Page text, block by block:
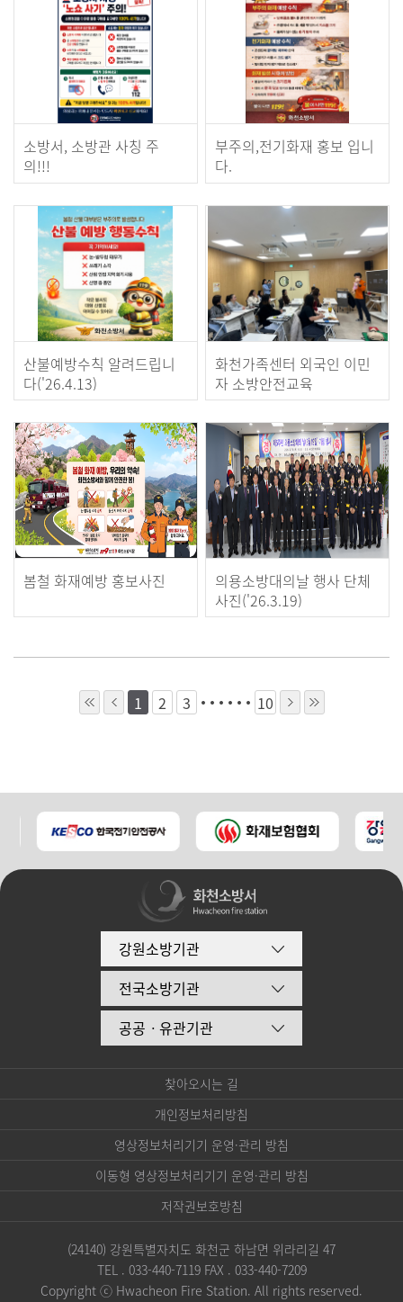
소방서, 소방관 사칭 주
의!!!
부주의,전기화재 홍보 입니
다.
산불예방수칙 알려드립니
다('26.4.13)
화천가족센터 외국인 이민
자 소방안전교육
봄철 화재예방 홍보사진
의용소방대의날 행사 단체
사진('26.3.19)
1 2 3 10
강원소방기관
전국소방기관
공공ㆍ유관기관
찾아오시는 길
개인정보처리방침
영상정보처리기기 운영·관리 방침
이동형 영상정보처리기기 운영·관리 방침
저작권보호방침
(24140) 강원특별자치도 화천군 하남면 위라리길 47
TEL . 033-440-7119 FAX . 033-440-7209
Copyright ⓒ Hwacheon Fire Station. All rights reserved.